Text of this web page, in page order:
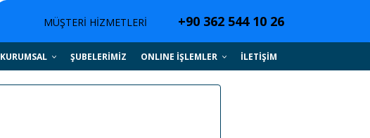
MÜŞTERİ HİZMETLERİ +90 362 544 10 26
KURUMSAL ŞUBELERİMİZ ONLINE İŞLEMLER İLETİŞİM